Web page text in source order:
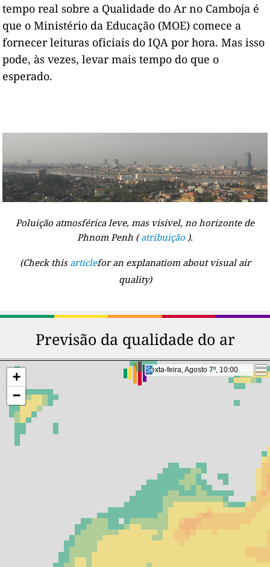
tempo real sobre a Qualidade do Ar no Camboja é
que o Ministério da Educação (MOE) comece a
fornecer leituras oficiais do IQA por hora. Mas isso
pode, às vezes, levar mais tempo do que o
esperado.
Poluição atmosférica leve, mas visível, no horizonte de
Phnom Penh (atribuição ).
(Check this articlefor an explanatiom about visual air
quality)
Previsão da qualidade do ar
Sábado, Agosto 8º, 15:00
Sábado, Agosto 8º, 15:00
+
−